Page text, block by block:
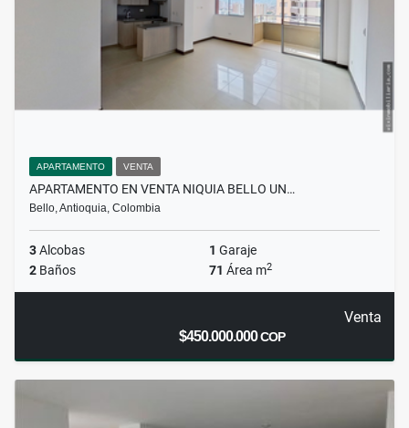
APARTAMENTO VENTA
APARTAMENTO EN VENTA NIQUIA BELLO UN…
Bello, Antioquia, Colombia
3Alcobas 1 Garaje
2 Baños 71 Área m2
Venta
$450.000.000COP